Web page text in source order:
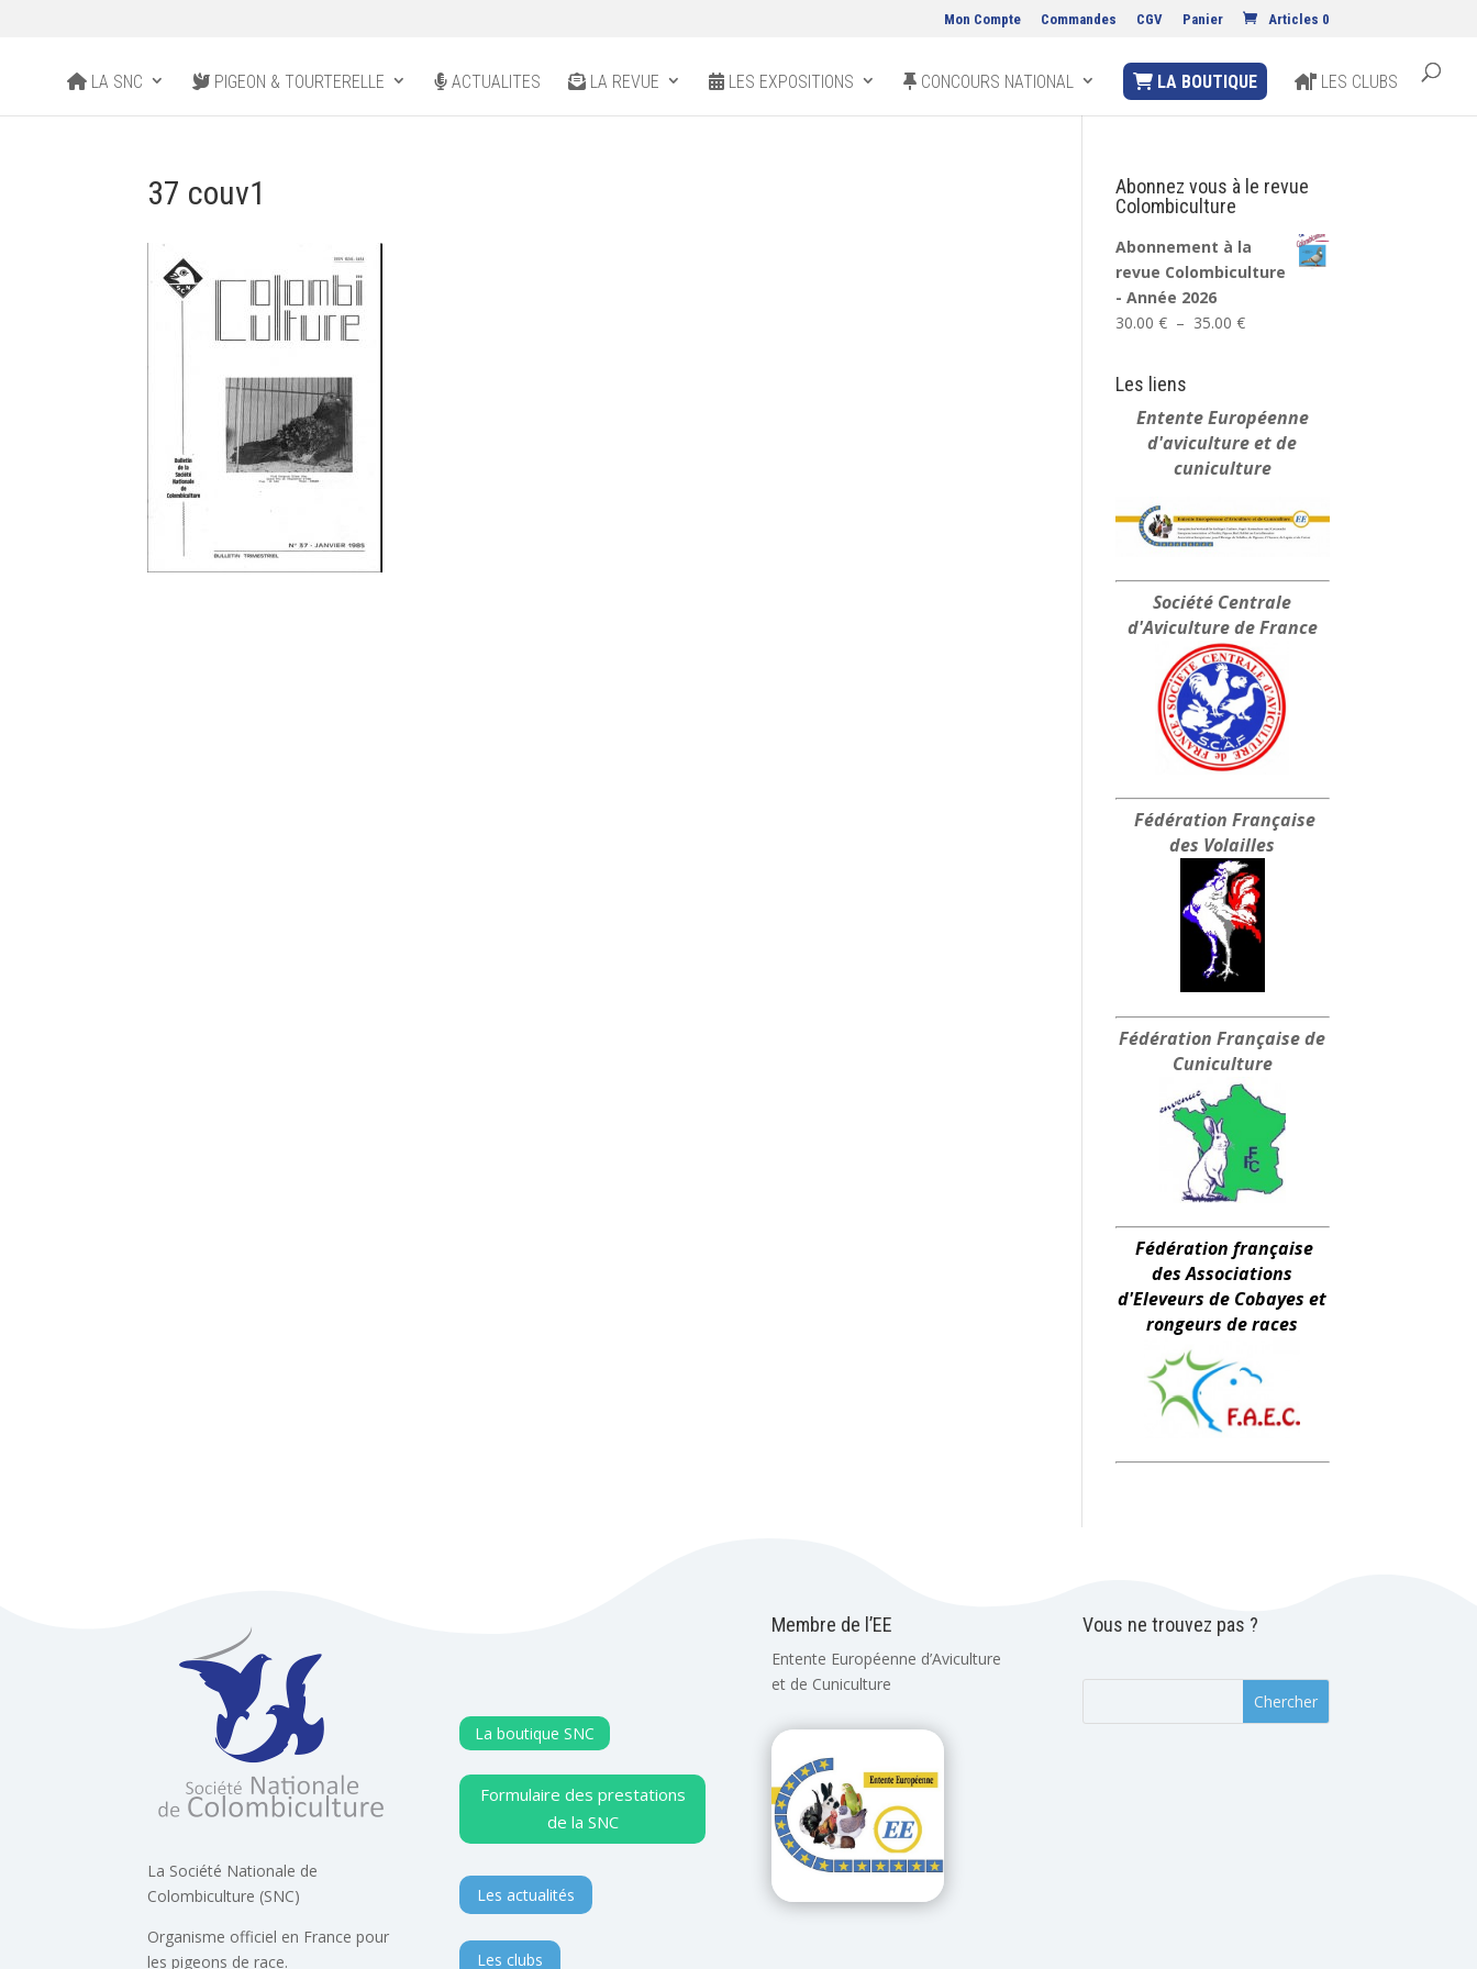
Mon Compte Commandes CGV Panier Articles 0
LA SNC PIGEON & TOURTERELLE ACTUALITES LA REVUE LES EXPOSITIONS CONCOURS NATIONAL LA BOUTIQUE LES CLUBS
37 couv1
Abonnez vous à le revue
Colombiculture
Abonnement à la
revue Colombiculture
- Année 2026
30.00€ – 35.00€Plage
à
35.00 €
Les liens
Entente Européenne
d'aviculture et de
cuniculture
Société Centrale
d'Aviculture de France
Fédération Française
des Volailles
Fédération Françaisede
Cuniculture
Fédération française
des Associations
d'Eleveurs de Cobayes et
rongeurs de races
La Société Nationale de
Colombiculture (SNC)
Organisme officiel en France pour
les pigeons de race.
La boutique SNC
Formulaire des prestations
de la SNC
Les actualités
Les clubs
Membre de l’EE
Entente Européenne d’Aviculture
et de Cuniculture
Vous ne trouvez pas ?